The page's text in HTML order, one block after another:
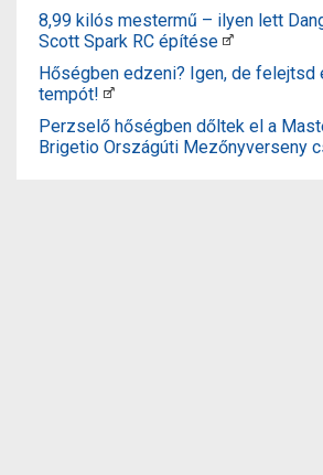
8,99 kilós mestermű – ilyen lett
Scott Spark RC építése
Hőségben edzeni? Igen, de felejtsd
tempót!
Perzselő hőségben dőltek el a
Brigetio Országúti Mezőnyverseny